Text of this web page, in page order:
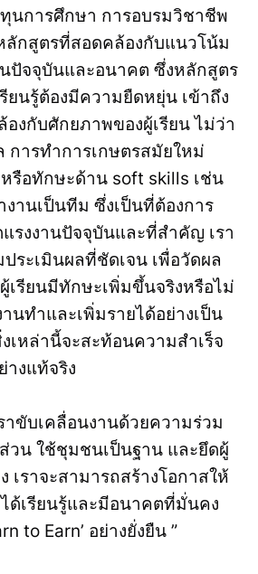
นการศึกษา การอบรมวิชาชีพ
ลักสูตรที่สอดคล้องกับแนวโน้ม
ปัจจุบันและอนาคต ซึ่งหลักสูตร
ยนรู้ต้องมีความยืดหยุ่น เข้าถึง
องกับศักยภาพของผู้เรียน ไม่ว่า
การทำการเกษตรสมัยใหม่
รือทักษะด้าน soft skills เช่น
งานเป็นทีม ซึ่งเป็นที่ต้องการ
รงงานปัจจุบันและที่สำคัญ เรา
ระเมินผลที่ชัดเจน เพื่อวัดผล
เรียนมีทักษะเพิ่มขึ้นจริงหรือไม่
นทำและเพิ่มรายได้อย่างเป็น
เหล่านี้จะสะท้อนความสำเร็จ
างแท้จริง
าขับเคลื่อนงานด้วยความร่วม
วน ใช้ชุมชนเป็นฐาน และยึดผู้
เราจะสามารถสร้างโอกาสให้
ด้เรียนรู้และมีอนาคตที่มั่นคง
to Earn’ อย่างยั่งยืน ”